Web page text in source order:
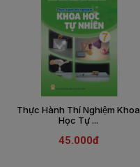
Thực Hành Thí Nghiệm Khoa
Học Tự ...
45.000đ